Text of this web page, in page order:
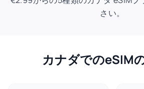
さい。
カナダでのeSIM